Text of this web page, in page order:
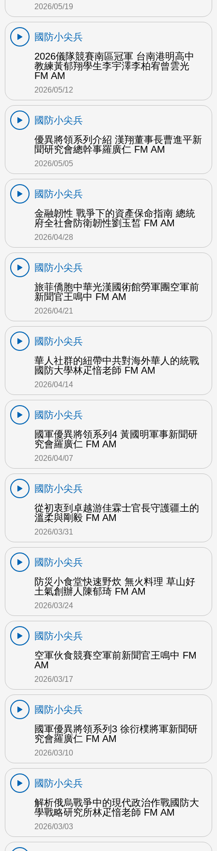
2026/05/19
國防小尖兵
2026儀隊競賽南區冠軍 台南港明高中
教練黃郁翔學生李宇澤李柏宥曾雲光
FM AM
2026/05/12
國防小尖兵
優異將領系列介紹 漢翔董事長曹進平新
聞研究會總幹事羅廣仁 FM AM
2026/05/05
國防小尖兵
金融韌性 戰爭下的資產保命指南 總統
府全社會防衛韌性劉玉皙 FM AM
2026/04/28
國防小尖兵
旅菲僑胞中華光漢國術館勞軍團空軍前
新聞官王鳴中 FM AM
2026/04/21
國防小尖兵
華人社群的紐帶中共對海外華人的統戰
國防大學林疋愔老師 FM AM
2026/04/14
國防小尖兵
國軍優異將領系列4 黃國明軍事新聞研
究會羅廣仁 FM AM
2026/04/07
國防小尖兵
從初衷到卓越游佳霖士官長守護疆土的
溫柔與剛毅 FM AM
2026/03/31
國防小尖兵
防災小食堂快速野炊 無火料理 草山好
土氣創辦人陳郁琦 FM AM
2026/03/24
國防小尖兵
空軍伙食競賽空軍前新聞官王鳴中 FM
AM
2026/03/17
國防小尖兵
國軍優異將領系列3 徐衍樸將軍新聞研
究會羅廣仁 FM AM
2026/03/10
國防小尖兵
解析俄烏戰爭中的現代政治作戰國防大
學戰略研究所林疋愔老師 FM AM
2026/03/03